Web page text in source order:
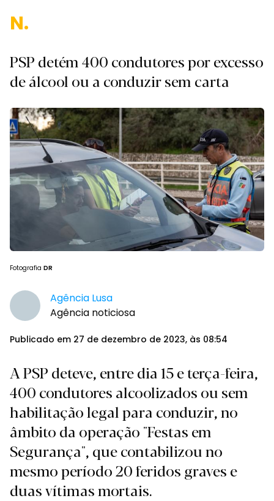
Naciona
PSP detém 400 condutores por excesso
de álcool ou a conduzir sem carta
Fotografia DR
Agência Lusa
Agência noticiosa
Publicado em 27 de dezembro de 2023, às 08:54
A PSP deteve, entre dia 15 e terça-feira,
400 condutores alcoolizados ou sem
habilitação legal para conduzir, no
âmbito da operação "Festas em
Segurança", que contabilizou no
mesmo período 20 feridos graves e
duas vítimas mortais.